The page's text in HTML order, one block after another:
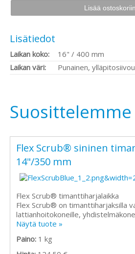
Lisätiedot
Laikan koko:
16" / 400 mm
Laikan väri:
Punainen,
Flex Scrub® sininen
14"/350 mm
Flex Scrub® timanttiharjalaikka
Flex Scrub® on timanttiharjaksilla
lattianhoitokoneille,
Näytä tuote »
Paino: 1 kg